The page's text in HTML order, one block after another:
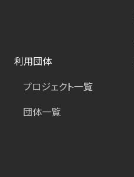
利用団体
プロジェクト一覧
団体一覧